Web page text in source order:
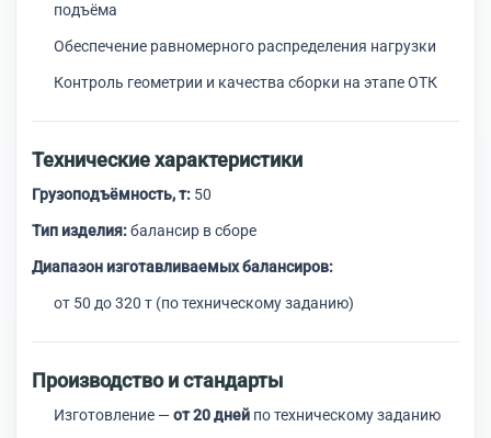
подъёма
Обеспечение равномерного распределения нагрузки
Контроль геометрии и качества сборки на этапе ОТК
Технические характеристики
Грузоподъёмность, т: 50
Тип изделия:балансир в сборе
Диапазон изготавливаемых балансиров:
от 50 до 320 т (по техническому заданию)
Производство и стандарты
Изготовление —от 20 дней по техническому заданию